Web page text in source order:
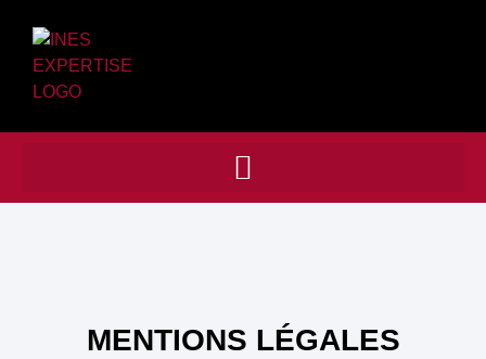
MENTIONS LÉGALES